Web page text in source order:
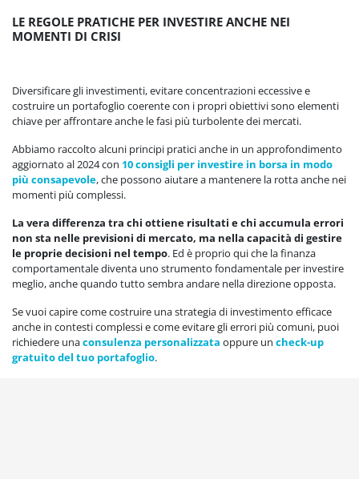
LE REGOLE PRATICHE PER INVESTIRE ANCHE NEI
MOMENTI DI CRISI
Diversificare gli investimenti, evitare concentrazioni eccessive e
costruire un portafoglio coerente con i propri obiettivi sono elementi
chiave per affrontare anche le fasi più turbolente dei mercati.
Abbiamo raccolto alcuni principi pratici anche in un approfondimento
aggiornato al 2024 con 10 consigli per investire in borsa in modo
più consapevole, che possono aiutare a mantenere la rotta anche nei
momenti più complessi.
La vera differenza tra chi ottiene risultati e chi accumula errori
non sta nelle previsioni di mercato, ma nella capacità di gestire
le proprie decisioni nel tempo. Ed è proprio qui che la finanza
comportamentale diventa uno strumento fondamentale per investire
meglio, anche quando tutto sembra andare nella direzione opposta.
Se vuoi capire come costruire una strategia di investimento efficace
anche in contesti complessi e come evitare gli errori più comuni, puoi
richiedere unaconsulenza personalizzata oppure un check-up
gratuito del tuo portafoglio.